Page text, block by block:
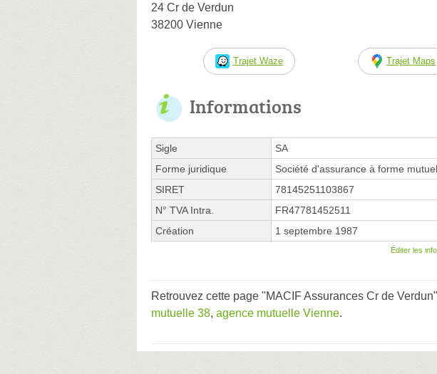
24 Cr de Verdun
38200 Vienne
Trajet Waze Trajet Maps
Informations
Sigle
SA
Forme juridique
Société d'assurance à forme
SIRET
78145251103867
N° TVA Intra.
FR47781452511
Création
1 septembre 1987
Éditer les
Retrouvez cette page "MACIF Assurances Cr de
mutuelle 38, agence mutuelle Vienne.